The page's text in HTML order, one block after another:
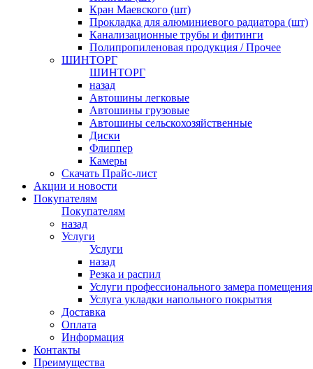
Кран Маевского (шт)
Прокладка для алюминиевого радиатора (шт)
Канализационные трубы и фитинги
Полипропиленовая продукция / Прочее
ШИНТОРГ
ШИНТОРГ
назад
Автошины легковые
Автошины грузовые
Автошины сельскохозяйственные
Диски
Флиппер
Камеры
Скачать Прайс-лист
Акции и новости
Покупателям
Покупателям
назад
Услуги
Услуги
назад
Резка и распил
Услуги профессионального замера помещения
Услуга укладки напольного покрытия
Доставка
Оплата
Информация
Контакты
Преимущества